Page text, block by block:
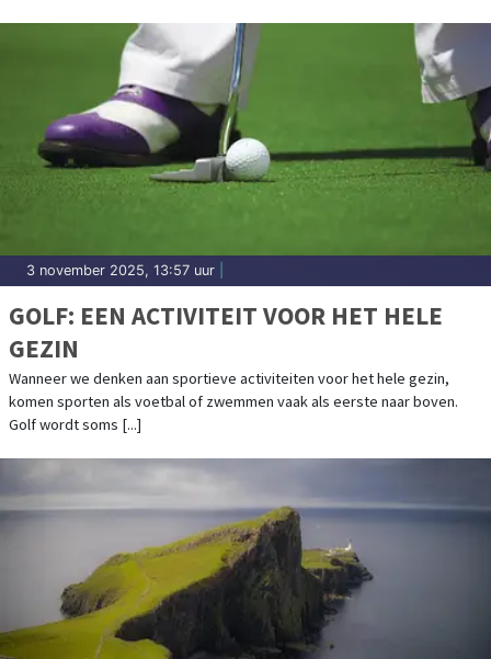
3 november 2025, 13:57 uur
GOLF: EEN ACTIVITEIT VOOR HET HELE
GEZIN
Wanneer we denken aan sportieve activiteiten voor het hele gezin,
komen sporten als voetbal of zwemmen vaak als eerste naar boven.
Golf wordt soms [...]